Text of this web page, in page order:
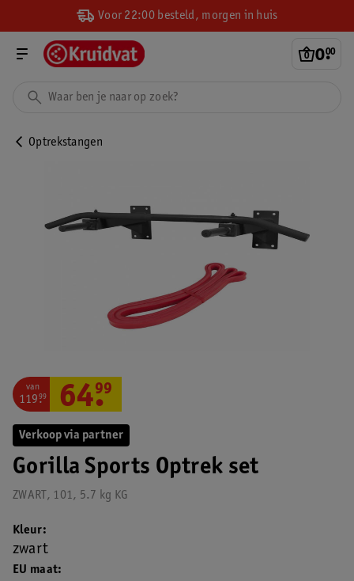
Voor 22:00 besteld, morgen in huis
0.
00
Optrekstangen
Verkoop via partner
Gorilla Sports Optrek set
ZWART, 101, 5.7 kg KG
van
119.
99 64.
99
EU maat
Kleur
zwart